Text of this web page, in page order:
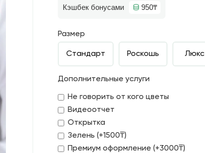
Кэшбек бонусами 950₸
Размер
Стандарт Роскошь Люкс
Дополнительные услуги
Не говорить от кого цветы
Видеоотчет
Открытка
Зелень (+1500₸)
Премиум оформление (+3000₸)